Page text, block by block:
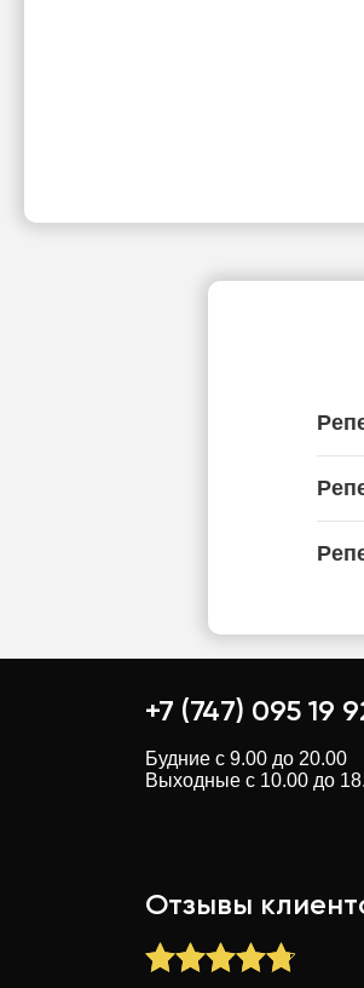
+7 (747) 095 19
Будние с 9.00 до 20.00
Выходные с 10.00 до
Отзывы